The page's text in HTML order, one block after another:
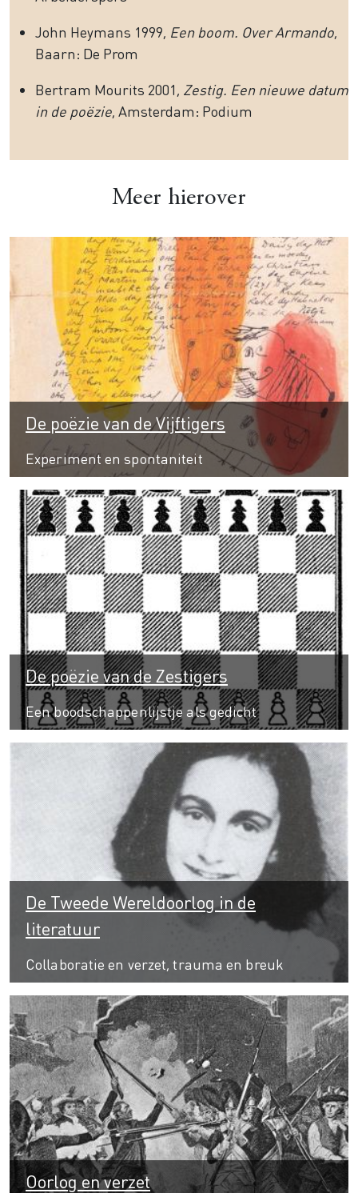
John Heymans 1999, Een boom. Over Armando,
Baarn: De Prom
Bertram Mourits 2001, Zestig. Een nieuwe datum
in de poëzie, Amsterdam: Podium
Meer hierover
De poëzie van de Vijftigers
Experiment en spontaniteit
De poëzie van de Zestigers
Een boodschappenlijstje als gedicht
De Tweede Wereldoorlog in de
literatuur
Collaboratie en verzet, trauma en breuk
Oorlog en verzet